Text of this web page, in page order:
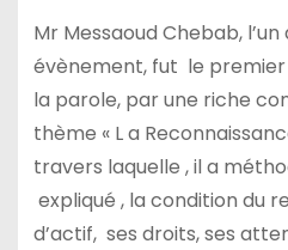
Mr Messaoud Chebab,
évènement, fut le
la parole, par une riche
thème « L a
travers laquelle , il a
expliqué , la condition du
d’actif, ses droits, ses